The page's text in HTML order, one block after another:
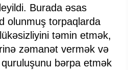
Burada əsas
olunmuş torpaqlarda
təmin etmək,
zəmanət vermək və
bərpa etmək